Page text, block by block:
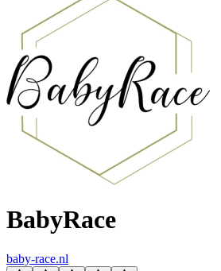
BabyRace
baby-race.nl